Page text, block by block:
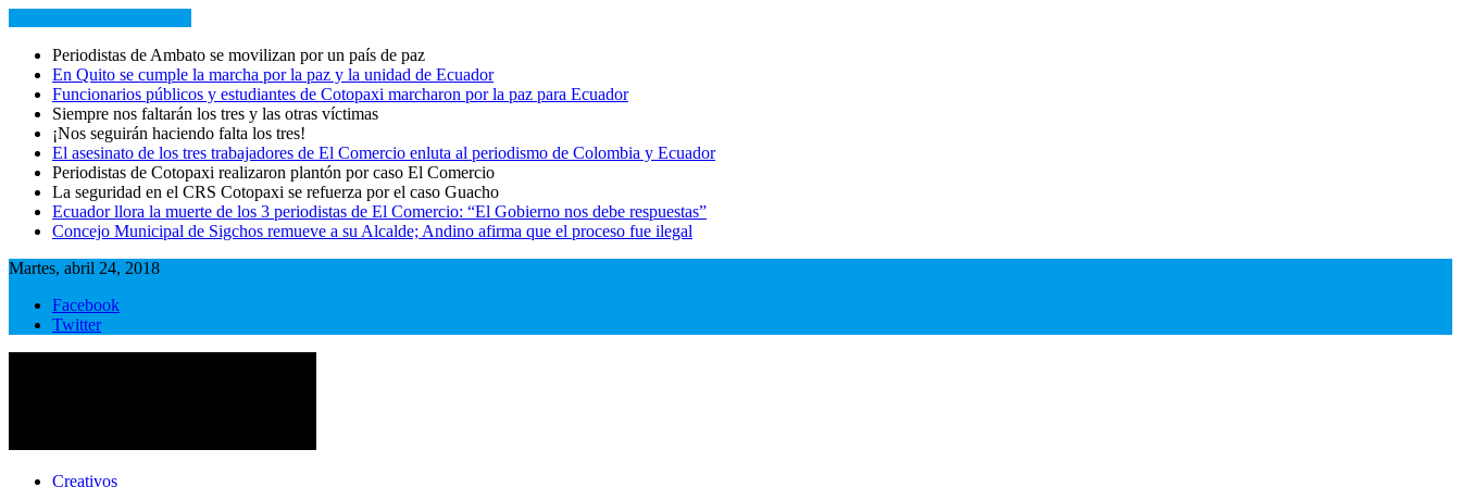
Periodistas de Ambato se movilizan por un país de paz
En Quito se cumple la marcha por la paz y la unidad de Ecuador
Funcionarios públicos y estudiantes de Cotopaxi marcharon por la paz para Ecuador
Siempre nos faltarán los tres y las otras víctimas
¡Nos seguirán haciendo falta los tres!
El asesinato de los tres trabajadores de El Comercio enluta al periodismo de Colombia y Ecuador
Periodistas de Cotopaxi realizaron plantón por caso El Comercio
La seguridad en el CRS Cotopaxi se refuerza por el caso Guacho
Ecuador llora la muerte de los 3 periodistas de El Comercio: “El Gobierno nos debe respuestas”
Concejo Municipal de Sigchos remueve a su Alcalde; Andino afirma que el proceso fue ilegal
Martes, abril 24, 2018
Facebook
Twitter
Cotopaxi Noticias
Primer periódico multimedia del centro del país
Creativos